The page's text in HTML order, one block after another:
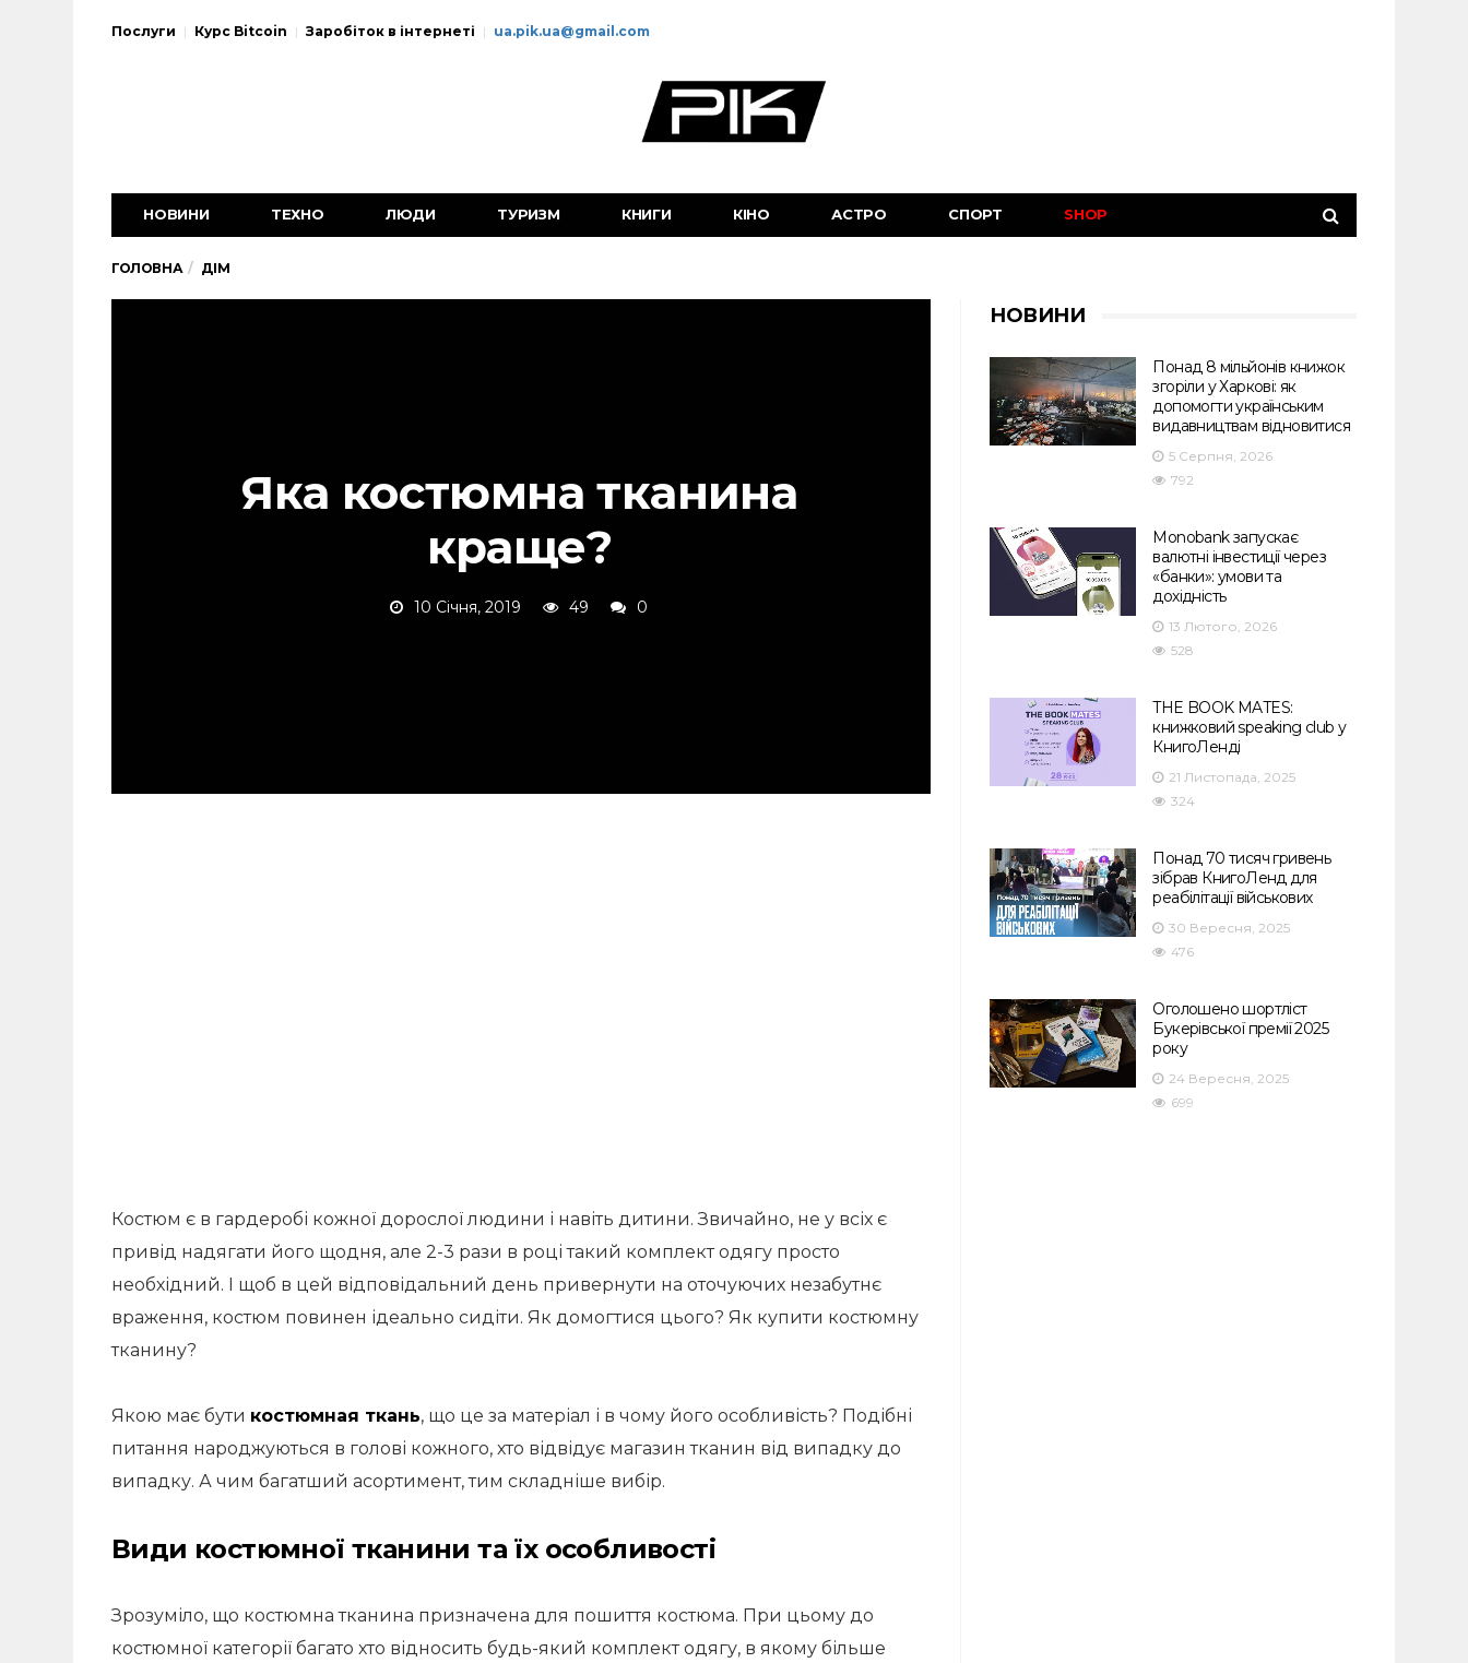
Послуги Курс Bitcoin Заробіток в інтернеті ua.pik.ua@gmail.com
НОВИНИ ТЕХНО ЛЮДИ ТУРИЗМ КНИГИ КІНО АСТРО СПОРТ SHOP
ГОЛОВНА ДІМ
Яка костюмна тканина
краще?
10 Січня, 2019 49 0
Костюм є в гардеробі кожної дорослої людини і навіть дитини. Звичайно, не у всіх є
привід надягати його щодня, але 2-3 рази в році такий комплект одягу просто
необхідний. І щоб в цей відповідальний день привернути на оточуючих незабутнє
враження, костюм повинен ідеально сидіти. Як домогтися цього? Як купити костюмну
тканину?
Якою має бути костюмная ткань, що це за матеріал і в чому його особливість? Подібні
питання народжуються в голові кожного, хто відвідує магазин тканин від випадку до
випадку. А чим багатший асортимент, тим складніше вибір.
Види костюмної тканини та їх особливості
Зрозуміло, що костюмна тканина призначена для пошиття костюма. При цьому до
костюмної категорії багато хто відносить будь-який комплект одягу, в якому більше
НОВИНИ
Понад 8 мільйонів книжок
згоріли у Харкові: як
допомогти українським
видавництвам відновитися
5 Серпня, 2026
792
Monobank запускає
валютні інвестиції через
«банки»: умови та
дохідність
13 Лютого, 2026
528
THE BOOK MATES:
книжковий speaking club у
КнигоЛенді
21 Листопада, 2025
324
Понад 70 тисяч гривень
зібрав КнигоЛенд для
реабілітації військових
30 Вересня, 2025
476
Оголошено шортліст
Букерівської премії 2025
року
24 Вересня, 2025
699